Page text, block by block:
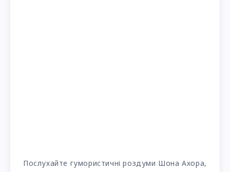
Послухайте гумористичні роздуми Шона Ахора,